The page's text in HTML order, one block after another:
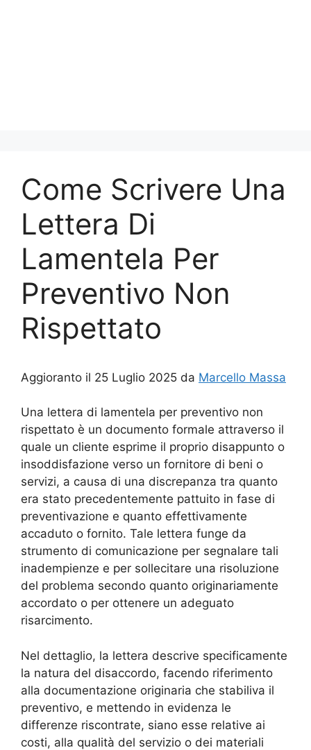
Come Scrivere Una
Lettera Di
Lamentela Per
Preventivo Non
Rispettato
Aggioranto il 25 Luglio 2025 da Marcello Massa
Una lettera di lamentela per preventivo non
rispettato è un documento formale attraverso il
quale un cliente esprime il proprio disappunto o
insoddisfazione verso un fornitore di beni o
servizi, a causa di una discrepanza tra quanto
era stato precedentemente pattuito in fase di
preventivazione e quanto effettivamente
accaduto o fornito. Tale lettera funge da
strumento di comunicazione per segnalare tali
inadempienze e per sollecitare una risoluzione
del problema secondo quanto originariamente
accordato o per ottenere un adeguato
risarcimento.
Nel dettaglio, la lettera descrive specificamente
la natura del disaccordo, facendo riferimento
alla documentazione originaria che stabiliva il
preventivo, e mettendo in evidenza le
differenze riscontrate, siano esse relative ai
costi, alla qualità del servizio o dei materiali